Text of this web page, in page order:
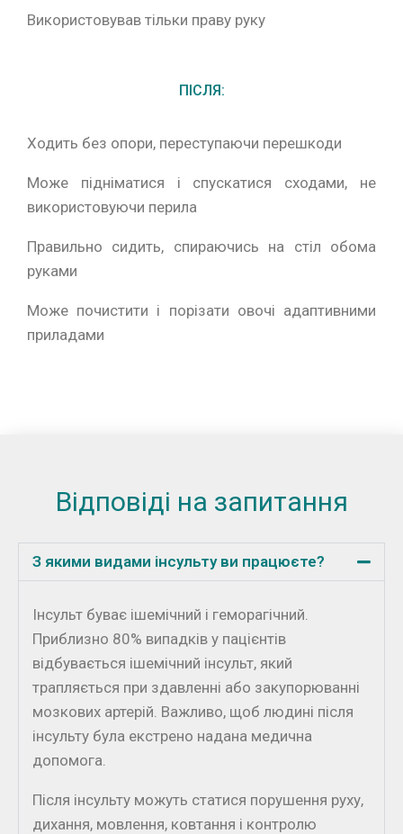
Використовував тільки праву руку
ПІСЛЯ:
Ходить без опори, переступаючи перешкоди
Може підніматися і спускатися сходами, не
використовуючи перила
Правильно сидить, спираючись на стіл обома
руками
Може почистити і порізати овочі адаптивними
приладами
Відповіді на запитання
З якими видами інсульту ви працюєте?
Інсульт буває ішемічний і геморагічний.
Приблизно 80% випадків у пацієнтів
відбувається ішемічний інсульт, який
трапляється при здавленні або закупорюванні
мозкових артерій. Важливо, щоб людині після
інсульту була екстрено надана медична
допомога.
Після інсульту можуть статися порушення руху,
дихання, мовлення, ковтання і контролю